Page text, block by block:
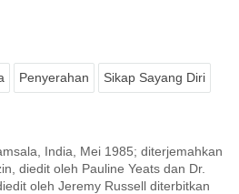
Penyerahan Sikap Sayang Diri
India, Mei 1985; diterjemahkan
diedit oleh Pauline Yeats dan Dr.
oleh Jeremy Russell diterbitkan